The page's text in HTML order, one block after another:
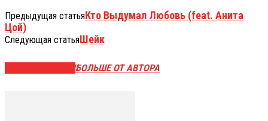
Предыдущая статьяКто Выдумал Любовь (feat. Анита
Цой)
Следующая статьяШейк
БОЛЬШЕ ОТ АВТОРА